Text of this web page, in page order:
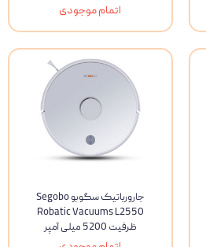
اتمام موجودی
جارورباتیک سگوبو Segobo
Robatic Vacuums L2550
ظرفیت 5200 میلی آمپر